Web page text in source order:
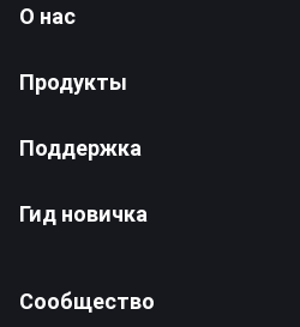
О нас
Продукты
Поддержка
Гид новичка
Сообщество